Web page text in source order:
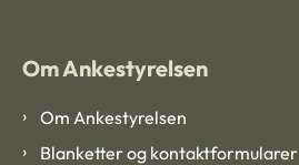
Om Ankestyrelsen
Om Ankestyrelsen
Blanketter og kontaktformularer